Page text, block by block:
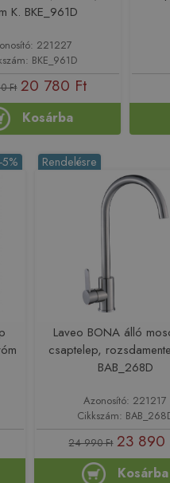
K. BKE_961D
221227
BKE_961D
Ft 20 780 Ft
Kosárba
-5% Rendelésre
Laveo BONA álló
csaptelep,
BAB_268D
Azonosító: 221217
Cikkszám:
24 990 Ft 23 890
Kosárba